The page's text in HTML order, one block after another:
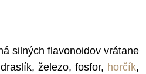
silných flavonoidov vrátane
železo, fosfor, horčík,